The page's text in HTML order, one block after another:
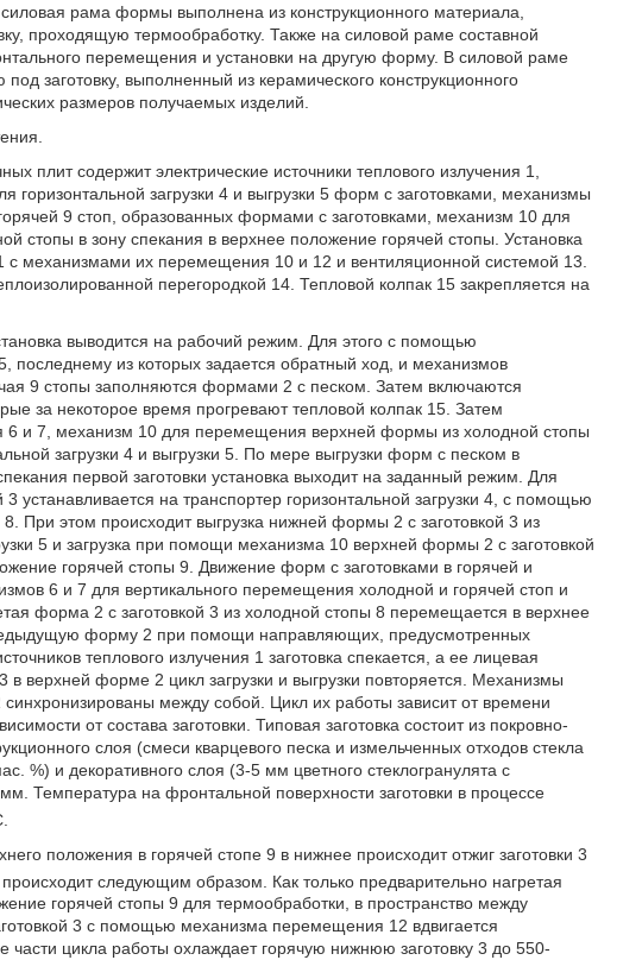
рама формы выполнена из конструкционного материала,
проходящую термообработку. Также на силовой раме составной
перемещения и установки на другую форму. В силовой раме
заготовку, выполненный из керамического конструкционного
размеров получаемых изделий.
плит содержит электрические источники теплового излучения 1,
загрузки 4 и выгрузки 5 форм с заготовками, механизмы
9 стоп, образованных формами с заготовками, механизм 10 для
стопы в зону спекания в верхнее положение горячей стопы. Установка
механизмами их перемещения 10 и 12 и вентиляционной системой 13.
перегородкой 14. Тепловой колпак 15 закрепляется на
выводится на рабочий режим. Для этого с помощью
последнему из которых задается обратный ход, и механизмов
9 стопы заполняются формами 2 с песком. Затем включаются
за некоторое время прогревают тепловой колпак 15. Затем
6 и 7, механизм 10 для перемещения верхней формы из холодной стопы
загрузки 4 и выгрузки 5. По мере выгрузки форм с песком в
первой заготовки установка выходит на заданный режим. Для
устанавливается на транспортер горизонтальной загрузки 4, с помощью
При этом происходит выгрузка нижней формы 2 с заготовкой 3 из
5 и загрузка при помощи механизма 10 верхней формы 2 с заготовкой
горячей стопы 9. Движение форм с заготовками в горячей и
6 и 7 для вертикального перемещения холодной и горячей стоп и
форма 2 с заготовкой 3 из холодной стопы 8 перемещается в верхнее
форму 2 при помощи направляющих, предусмотренных
теплового излучения 1 заготовка спекается, а ее лицевая
в верхней форме 2 цикл загрузки и выгрузки повторяется. Механизмы
между собой. Цикл их работы зависит от времени
от состава заготовки. Типовая заготовка состоит из покровно-
слоя (смеси кварцевого песка и измельченных отходов стекла
%) и декоративного слоя (3-5 мм цветного стеклогранулята с
Температура на фронтальной поверхности заготовки в процессе
положения в горячей стопе 9 в нижнее происходит отжиг заготовки 3
следующим образом. Как только предварительно нагретая
горячей стопы 9 для термообработки, в пространство между
3 с помощью механизма перемещения 12 вдвигается
цикла работы охлаждает горячую нижнюю заготовку 3 до 550-